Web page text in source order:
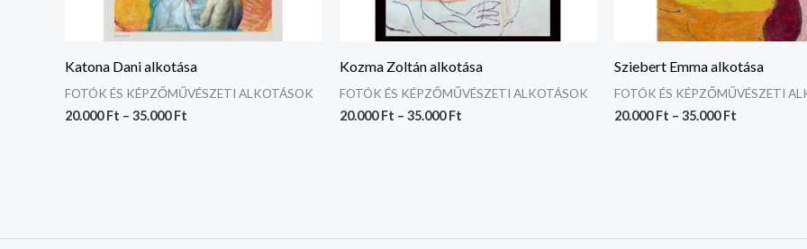
Katona Dani alkotása
FOTÓK ÉS KÉPZŐMŰVÉSZETI ALKOTÁSOK
20.000Ft – 35.000Ft
Kozma Zoltán alkotása
FOTÓK ÉS KÉPZŐMŰVÉSZETI ALKOTÁSOK
20.000Ft – 35.000Ft
Sziebert Emma alkotása
FOTÓK ÉS KÉPZŐMŰVÉSZETI
20.000Ft – 35.000Ft